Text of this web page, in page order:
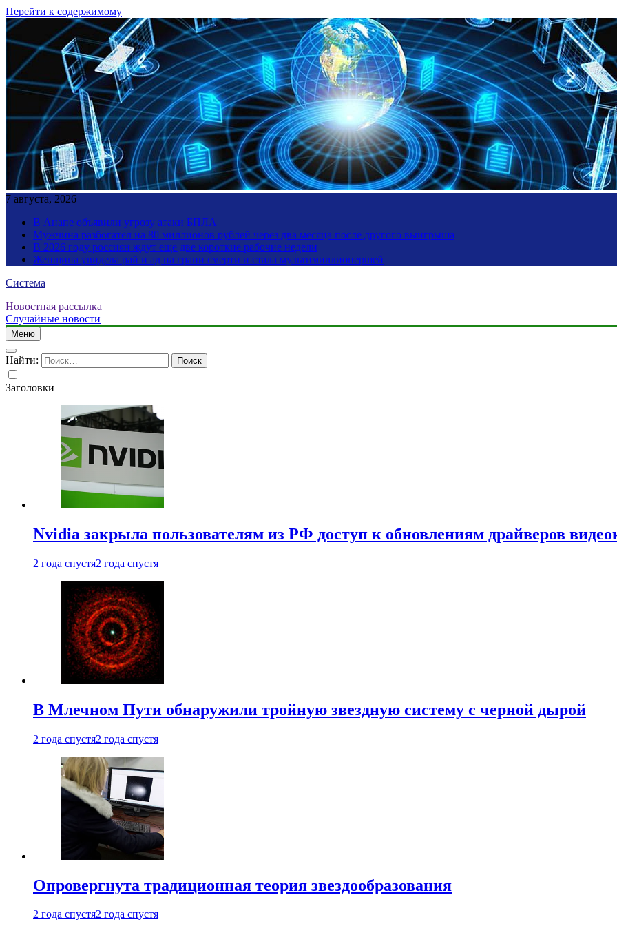
Перейти к содержимому
7 августа, 2026
В Анапе объявили угрозу атаки БПЛА
Мужчина разбогател на 80 миллионов рублей через два месяца после другого выигрыша
В 2026 году россиян ждут еще две короткие рабочие недели
Женщина увидела рай и ад на грани смерти и стала мультимиллионершей
Система
Новостная рассылка
Случайные новости
Меню
Найти:
Заголовки
Nvidia закрыла пользователям из РФ доступ к обновлениям драйверов
2 года спустя2 года спустя
В Млечном Пути обнаружили тройную звездную систему с черной дырой
2 года спустя2 года спустя
Опровергнута традиционная теория звездообразования
2 года спустя2 года спустя